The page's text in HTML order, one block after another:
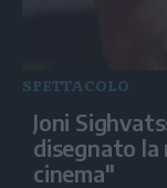
SPETTACOLO
Joni
disegnato la
cinema"